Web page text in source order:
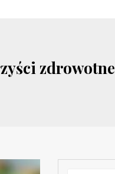
zdrowotne